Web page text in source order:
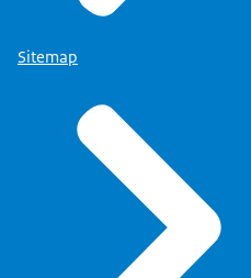
Sitemap